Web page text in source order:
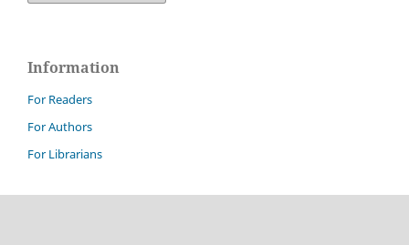
Information
For Readers
For Authors
For Librarians